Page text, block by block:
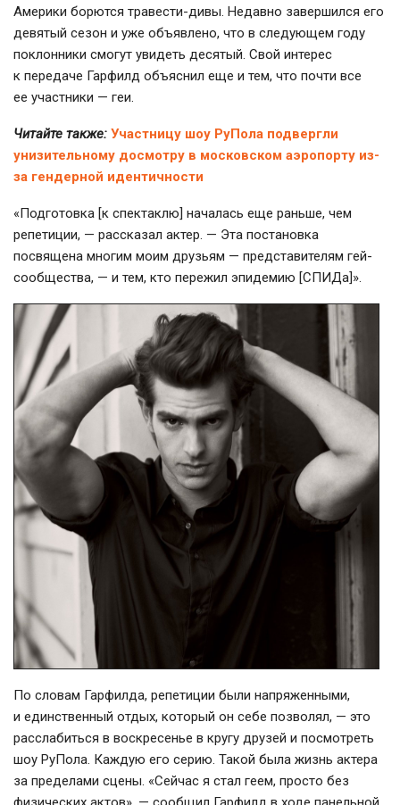
Америки борются травести-дивы. Недавно завершился его
девятый сезон и уже объявлено, что в следующем году
поклонники смогут увидеть десятый. Свой интерес
к передаче Гарфилд объяснил еще и тем, что почти все
ее участники — геи.
Читайте также: Участницу шоу РуПола подвергли
унизительному досмотру в московском аэропорту из-
за гендерной идентичности
«Подготовка [к спектаклю] началась еще раньше, чем
репетиции, — рассказал актер. — Эта постановка
посвящена многим моим друзьям — представителям гей-
сообщества, — и тем, кто пережил эпидемию [СПИДа]».
По словам Гарфилда, репетиции были напряженными,
и единственный отдых, который он себе позволял, — это
расслабиться в воскресенье в кругу друзей и посмотреть
шоу РуПола. Каждую его серию. Такой была жизнь актера
за пределами сцены. «Сейчас я стал геем, просто без